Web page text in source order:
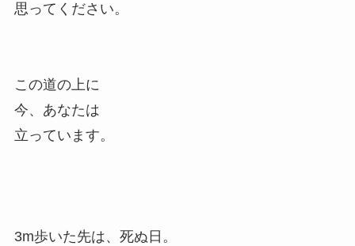
思ってください。
この道の上に
今、あなたは
立っています。
3m歩いた先は、死ぬ日。